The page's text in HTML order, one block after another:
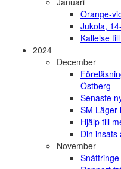
Orange-
Jukola,
Kallelse
2024
December
Östberg
Senaste
SM Läger
Hjälp till
Din insats
November